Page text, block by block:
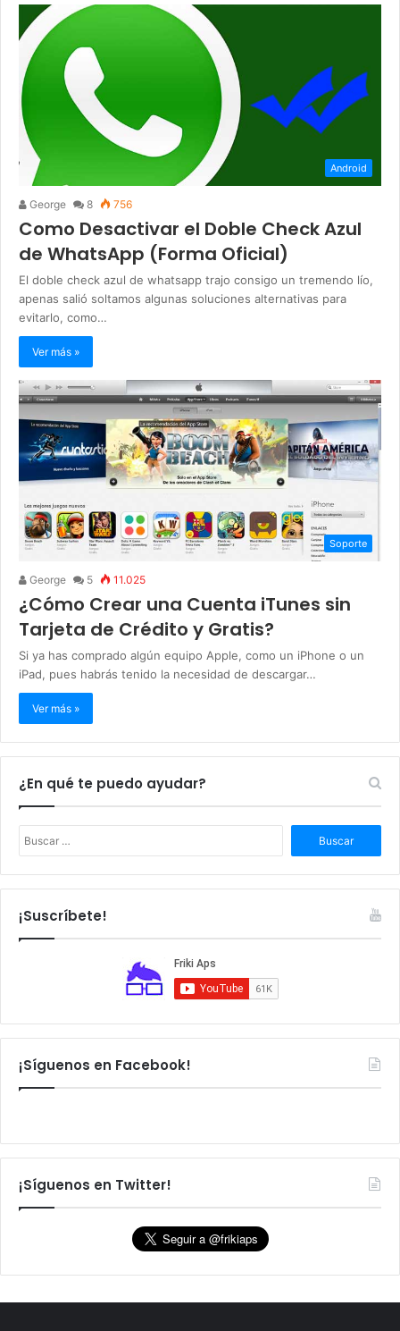
Android
George 8 756
Como Desactivar el Doble Check Azul
de WhatsApp (Forma Oficial)
El doble check azul de whatsapp trajo consigo un tremendo lío,
apenas salió soltamos algunas soluciones alternativas para
evitarlo, como…
Ver más »
Soporte
George 5 11.025
¿Cómo Crear una Cuenta iTunes sin
Tarjeta de Crédito y Gratis?
Si ya has comprado algún equipo Apple, como un iPhone o un
iPad, pues habrás tenido la necesidad de descargar…
Ver más »
¿En qué te puedo ayudar?
s
c
¡Suscríbete!
¡Síguenos en Facebook!
¡Síguenos en Twitter!